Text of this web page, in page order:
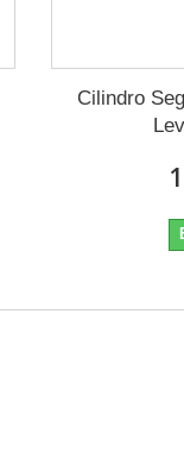
Cilindro